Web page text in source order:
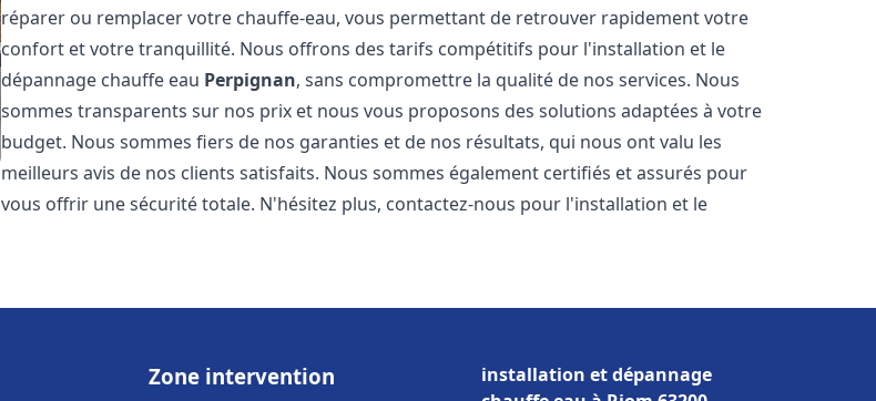
réparer ou remplacer votre chauffe-eau, vous permettant de retrouver rapidement votre
confort et votre tranquillité. Nous offrons des tarifs compétitifs pour l'installation et le
dépannage chauffe eau Perpignan, sans compromettre la qualité de nos services. Nous
sommes transparents sur nos prix et nous vous proposons des solutions adaptées à votre
budget. Nous sommes fiers de nos garanties et de nos résultats, qui nous ont valu les
meilleurs avis de nos clients satisfaits. Nous sommes également certifiés et assurés pour
vous offrir une sécurité totale. N'hésitez plus, contactez-nous pour l'installation et le
Zone intervention
installation et dépannage